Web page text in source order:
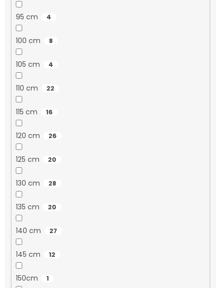
95 cm 4
100 cm 8
105 cm 4
110 cm 22
115 cm 16
120 cm 26
125 cm 20
130 cm 28
135 cm 20
140 cm 27
145 cm 12
150cm 1